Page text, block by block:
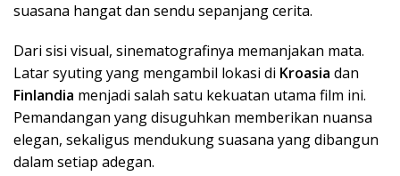
suasana hangat dan sendu sepanjang cerita.
Dari sisi visual, sinematografinya memanjakan mata.
Latar syuting yang mengambil lokasi di Kroasia dan
Finlandia menjadi salah satu kekuatan utama film ini.
Pemandangan yang disuguhkan memberikan nuansa
elegan, sekaligus mendukung suasana yang dibangun
dalam setiap adegan.